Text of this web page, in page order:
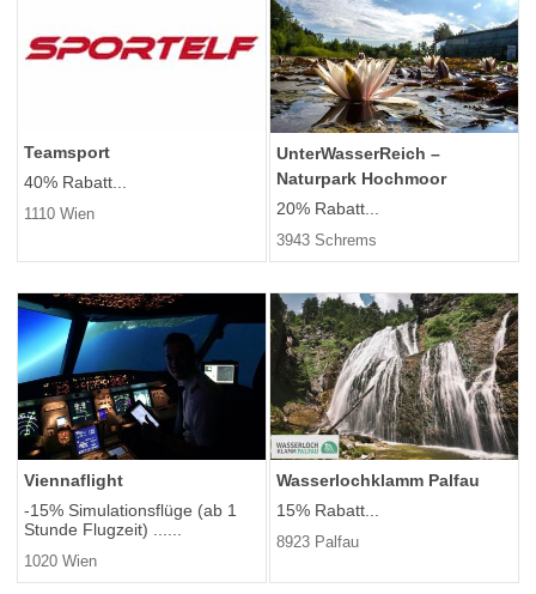
Teamsport
40% Rabatt...
1110 Wien
UnterWasserReich –
Naturpark Hochmoor
20% Rabatt...
3943 Schrems
Viennaflight
-15% Simulationsflüge (ab 1
Stunde Flugzeit) ......
1020 Wien
Wasserlochklamm Palfau
15% Rabatt...
8923 Palfau